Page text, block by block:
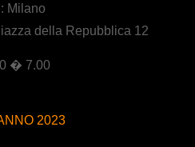
Milano
della Repubblica 12
� 7.00
2023